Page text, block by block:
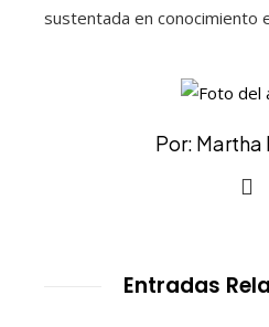
sustentada en conocimiento
Por:
Entradas